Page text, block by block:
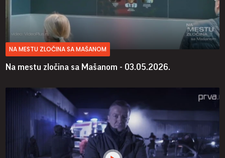
NA MESTU ZLOČINA SA MAŠANOM
Na mestu zločina sa Mašanom - 03.05.2026.